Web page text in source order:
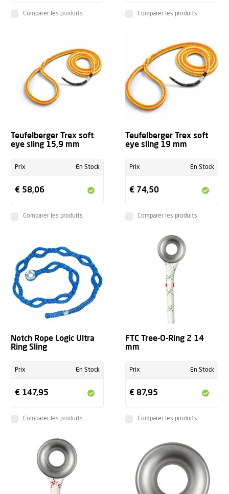
Comparer les produits Comparer les produits
Teufelberger Trex soft
eye sling 15,9 mm
Prix En Stock
€ 58,06
Comparer les produits
Teufelberger Trex soft
eye sling 19 mm
Prix En Stock
€ 74,50
Comparer les produits
Notch Rope Logic Ultra
Ring Sling
Prix En Stock
€ 147,95
Comparer les produits
FTC Tree-O-Ring 2 14
mm
Prix En Stock
€ 87,95
Comparer les produits